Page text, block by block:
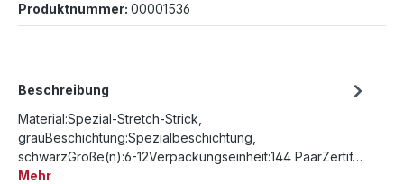
Produktnummer: 00001536
Beschreibung
Material:Spezial-Stretch-Strick,
grauBeschichtung:Spezialbeschichtung,
schwarzGröße(n):6-12Verpackungseinheit:144 PaarZertif…
Mehr